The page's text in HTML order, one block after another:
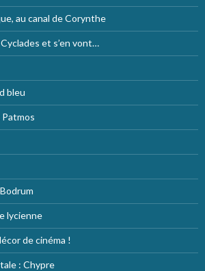
au canal de Corynthe
et s’en vont…
bleu
lycienne
de cinéma !
: Chypre